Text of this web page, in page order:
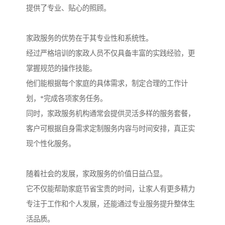
提供了专业、贴心的照顾。
家政服务的优势在于其专业性和系统性。
经过严格培训的家政人员不仅具备丰富的实践经验，更
掌握规范的操作技能。
他们能根据每个家庭的具体需求，制定合理的工作计
划，*完成各项家务任务。
同时，家政服务机构通常会提供灵活多样的服务套餐，
客户可根据自身需求定制服务内容与时间安排，真正实
现个性化服务。
随着社会的发展，家政服务的价值日益凸显。
它不仅能帮助家庭节省宝贵的时间，让家人有更多精力
专注于工作和个人发展，还能通过专业服务提升整体生
活品质。